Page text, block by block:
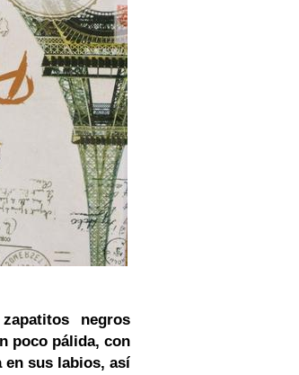
negros
poco pálida, con
en sus labios, así